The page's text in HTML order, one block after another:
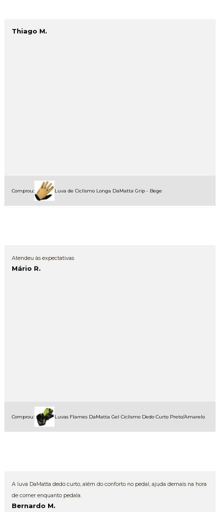
Thiago M.
Comprou: Luva de Ciclismo Longa DaMatta Grip - Bege
Atendeu às expectativas
Mário R.
Comprou: Luvas Flames DaMatta Gel Ciclismo Dedo Curto Preto/Amarelo
A luva DaMatta dedo curto, além do conforto no pedal, ajuda demais na hora
de comer enquanto pedala.
Bernardo M.